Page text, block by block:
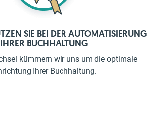
SIE BEI DER AUTOMATISIERUNG
IHRER BUCHHALTUNG
kümmern wir uns um die optimale
Ihrer Buchhaltung.